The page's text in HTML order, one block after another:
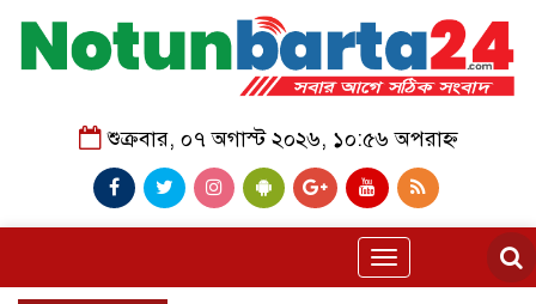
শুক্রবার, ০৭ অগাস্ট ২০২৬, ১০:৫৬ অপরাহ্ন
Toggle
navigation